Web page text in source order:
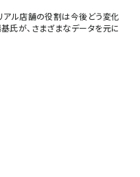
アル店舗の役割は今後どう変化
氏が、さまざまなデータを元に